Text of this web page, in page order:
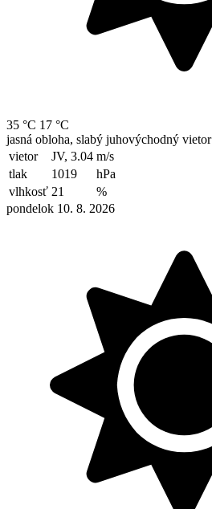
35 °C 17 °C
jasná obloha, slabý juhovýchodný vietor
vietor
JV, 3.04 m/s
tlak
1019
hPa
vlhkosť 21
%
pondelok 10. 8. 2026